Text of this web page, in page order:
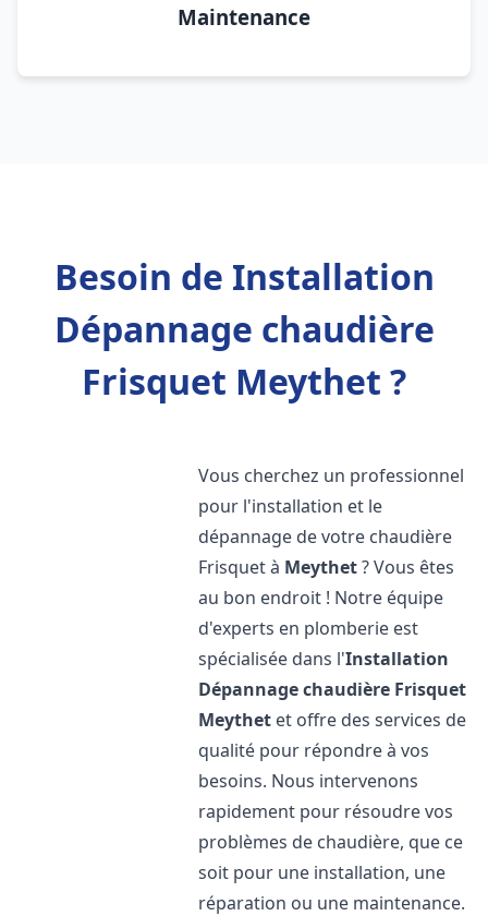
Maintenance
Besoin de Installation
Dépannage chaudière
Frisquet Meythet ?
Vous cherchez un professionnel
pour l'installation et le
dépannage de votre chaudière
Frisquet à Meythet? Vous êtes
au bon endroit ! Notre équipe
d'experts en plomberie est
spécialisée dans l'Installation
Dépannage chaudière Frisquet
Meythet et offre des services de
qualité pour répondre à vos
besoins. Nous intervenons
rapidement pour résoudre vos
problèmes de chaudière, que ce
soit pour une installation, une
réparation ou une maintenance.